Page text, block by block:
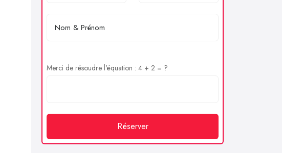
Merci de résoudre l'équation : 4 + 2 = ?
Réserver